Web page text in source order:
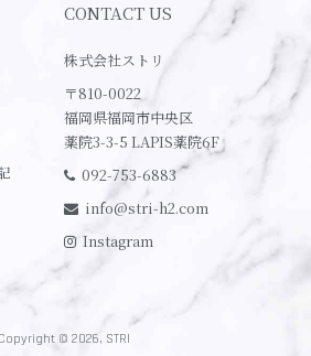
CONTACT US
株式会社ストリ
〒810-0022
福岡県福岡市中央区
薬院3-3-5 LAPIS薬院6F
092-753-6883
info@stri-h2.com
Instagram
Copyright © 2026, STRI